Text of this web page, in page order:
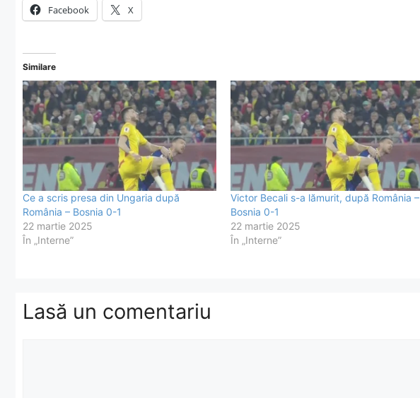
Facebook X
Similare
Ce a scris presa din Ungaria după
România – Bosnia 0-1
22 martie 2025
În „Interne”
Victor Becali s-a lămurit, după România –
Bosnia 0-1
22 martie 2025
În „Interne”
Lasă un comentariu